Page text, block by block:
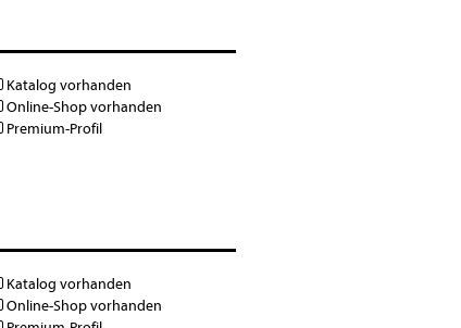
Katalog vorhanden
Online-Shop vorhanden
Premium-Profil
Katalog vorhanden
Online-Shop vorhanden